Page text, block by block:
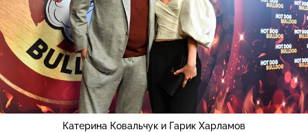
Катерина Ковальчук и Гарик Харламов